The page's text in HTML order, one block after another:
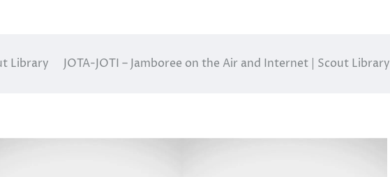
Library JOTA-JOTI – Jamboree on the Air and Internet | Scout Library